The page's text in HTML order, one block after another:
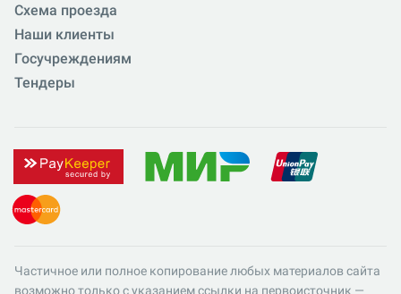
Схема проезда
Наши клиенты
Госучреждениям
Тендеры
Частичное или полное копирование любых материалов сайта
возможно только с указанием ссылки на первоисточник —